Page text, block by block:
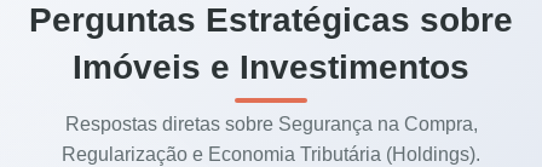
Perguntas Estratégicas sobre
Imóveis e Investimentos
Respostas diretas sobre Segurança na Compra,
Regularização e Economia Tributária (Holdings).